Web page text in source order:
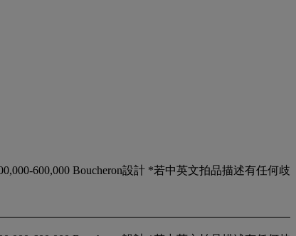
600,000 Boucheron設計 *若中英文拍品描述有任何歧